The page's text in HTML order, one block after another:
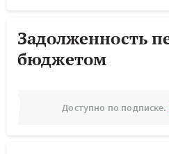
Задолженность
бюджетом
Доступно по подписке.